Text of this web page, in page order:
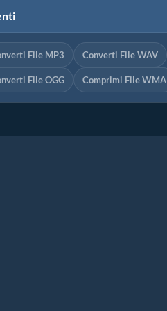
File MP3 Converti File WAV
File OGG Comprimi File WMA